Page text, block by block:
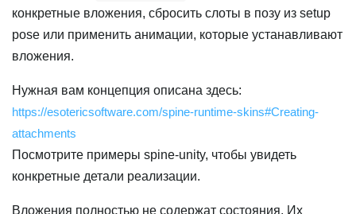
конкретные вложения, сбросить слоты в позу из setup
pose или применить анимации, которые устанавливают
вложения.
Нужная вам концепция описана здесь:
https://esotericsoftware.com/spine-runtime-skins#Creating-
attachments
Посмотрите примеры spine-unity, чтобы увидеть
конкретные детали реализации.
Вложения полностью не содержат состояния. Их